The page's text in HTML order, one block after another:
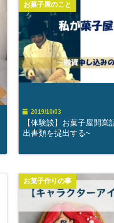
お菓子屋のこと
2019/10/03
【体験談】お菓子屋開
出書類を提出する~
お菓子作りの事